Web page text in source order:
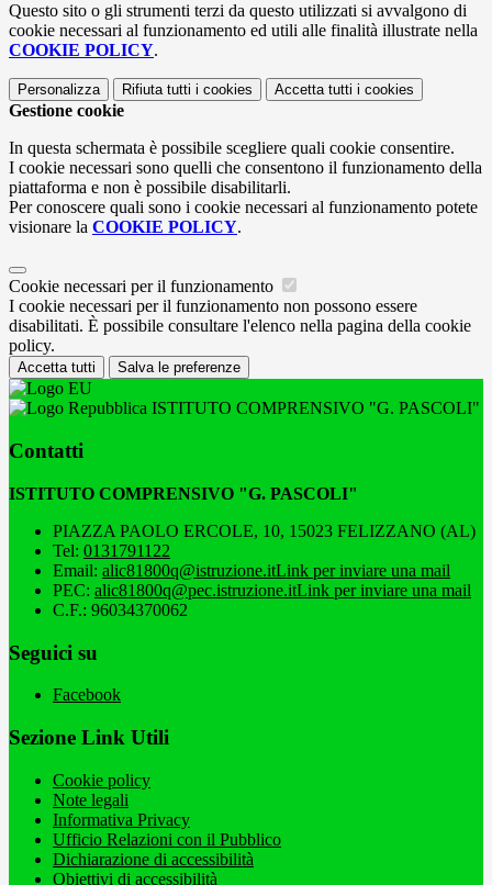
Questo sito o gli strumenti terzi da questo utilizzati si avvalgono di
cookie necessari al funzionamento ed utili alle finalità illustrate nella
COOKIE POLICY.
Personalizza Rifiuta tutti i cookies Accetta tutti i cookies
Gestione cookie
In questa schermata è possibile scegliere quali cookie consentire.
I cookie necessari sono quelli che consentono il funzionamento della
piattaforma e non è possibile disabilitarli.
Per conoscere quali sono i cookie necessari al funzionamento potete
visionare la COOKIE POLICY.
Cookie necessari per il funzionamento
I cookie necessari per il funzionamento non possono essere
disabilitati. È possibile consultare l'elenco nella pagina della cookie
policy.
Accetta tutti Salva le preferenze
ISTITUTO COMPRENSIVO "G. PASCOLI"
Contatti
ISTITUTO COMPRENSIVO "G. PASCOLI"
PIAZZA PAOLO ERCOLE, 10, 15023 FELIZZANO (AL)
Tel: 0131791122
Email: alic81800q@istruzione.itLink per inviare una mail
PEC: alic81800q@pec.istruzione.itLink per inviare una mail
C.F.: 96034370062
Seguici su
Facebook
Sezione Link Utili
Cookie policy
Note legali
Informativa Privacy
Ufficio Relazioni con il Pubblico
Dichiarazione di accessibilità
Obiettivi di accessibilità